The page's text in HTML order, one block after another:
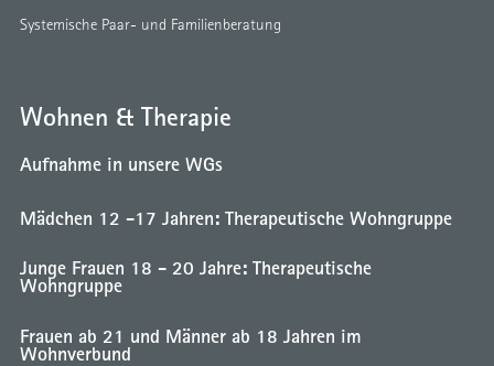
Systemische Paar- und Familienberatung
Wohnen & Therapie
Aufnahme in unsere WGs
Mädchen 12 -17 Jahren: Therapeutische Wohngruppe
Junge Frauen 18 - 20 Jahre: Therapeutische
Wohngruppe
Frauen ab 21 und Männer ab 18 Jahren im
Wohnverbund